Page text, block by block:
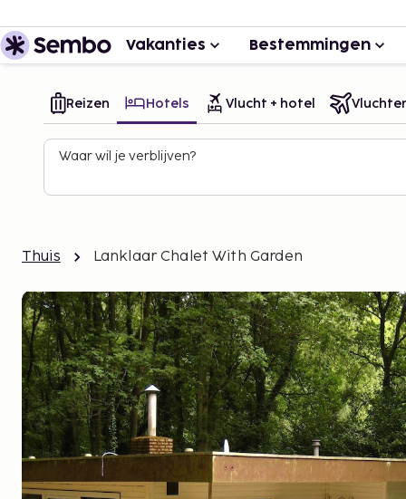
Vakanties Bestemmingen
Reizen Hotels Vlucht + hotel
Waar wil je verblijven?
Thuis Lanklaar Chalet With Garden